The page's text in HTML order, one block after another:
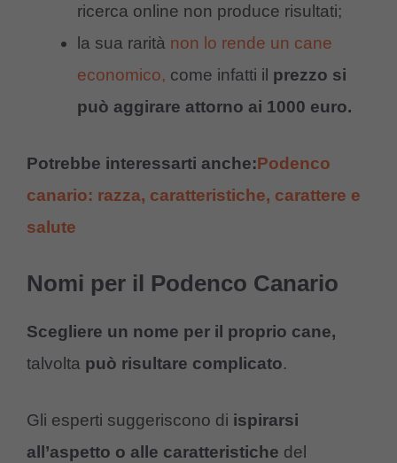
ricerca online non produce risultati;
la sua rarità non lo rende un cane
economico, come infatti il prezzo si
può aggirare attorno ai 1000 euro.
Potrebbe interessarti anche:Podenco
canario: razza, caratteristiche, carattere e
salute
Nomi per il Podenco Canario
Scegliere un nome per il proprio cane,
talvolta può risultare complicato.
Gli esperti suggeriscono di ispirarsi
all’aspetto o alle caratteristiche del